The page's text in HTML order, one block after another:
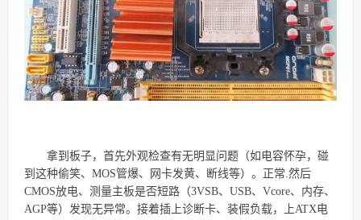
拿到板子，首先外观检查有无明显问题（如电容怀孕，碰
到这种偷笑、MOS管爆、网卡发黄、断线等）。正常.然后
CMOS放电、测量主板是否短路（3VSB、USB、Vcore、内存、
AGP等）发现无异常。接着插上诊断卡、装假负载，上ATX电